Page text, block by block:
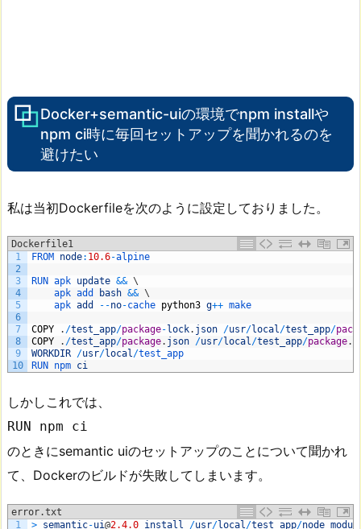
Docker+semantic-uiの環境でnpm installや
npm ci時に毎回セットアップを聞かれるのを
避けたい
私は当初Dockerfileを次のように設定しておりました。
Dockerfile1
1
2
3
4
5
6
7
8
9
10
FROM node: 10.6-alpine
RUN apk update && \
apk add bash && \
apk add --no-cache python3 g++ make
COPY . /test_app/package- lock. json /usr/local/test_app/
COPY
. /test_app/package. json /usr/local/test_app/package.
WORKDIR /usr/local/test_app
RUN npm ci
しかしこれでは、
RUN npm ci
のときにsemantic uiのセットアップのことについて聞かれ
て、Dockerのビルドが失敗してしまいます。
error.txt
1
> semantic-ui@2.4.0 install /usr/local/test_app/